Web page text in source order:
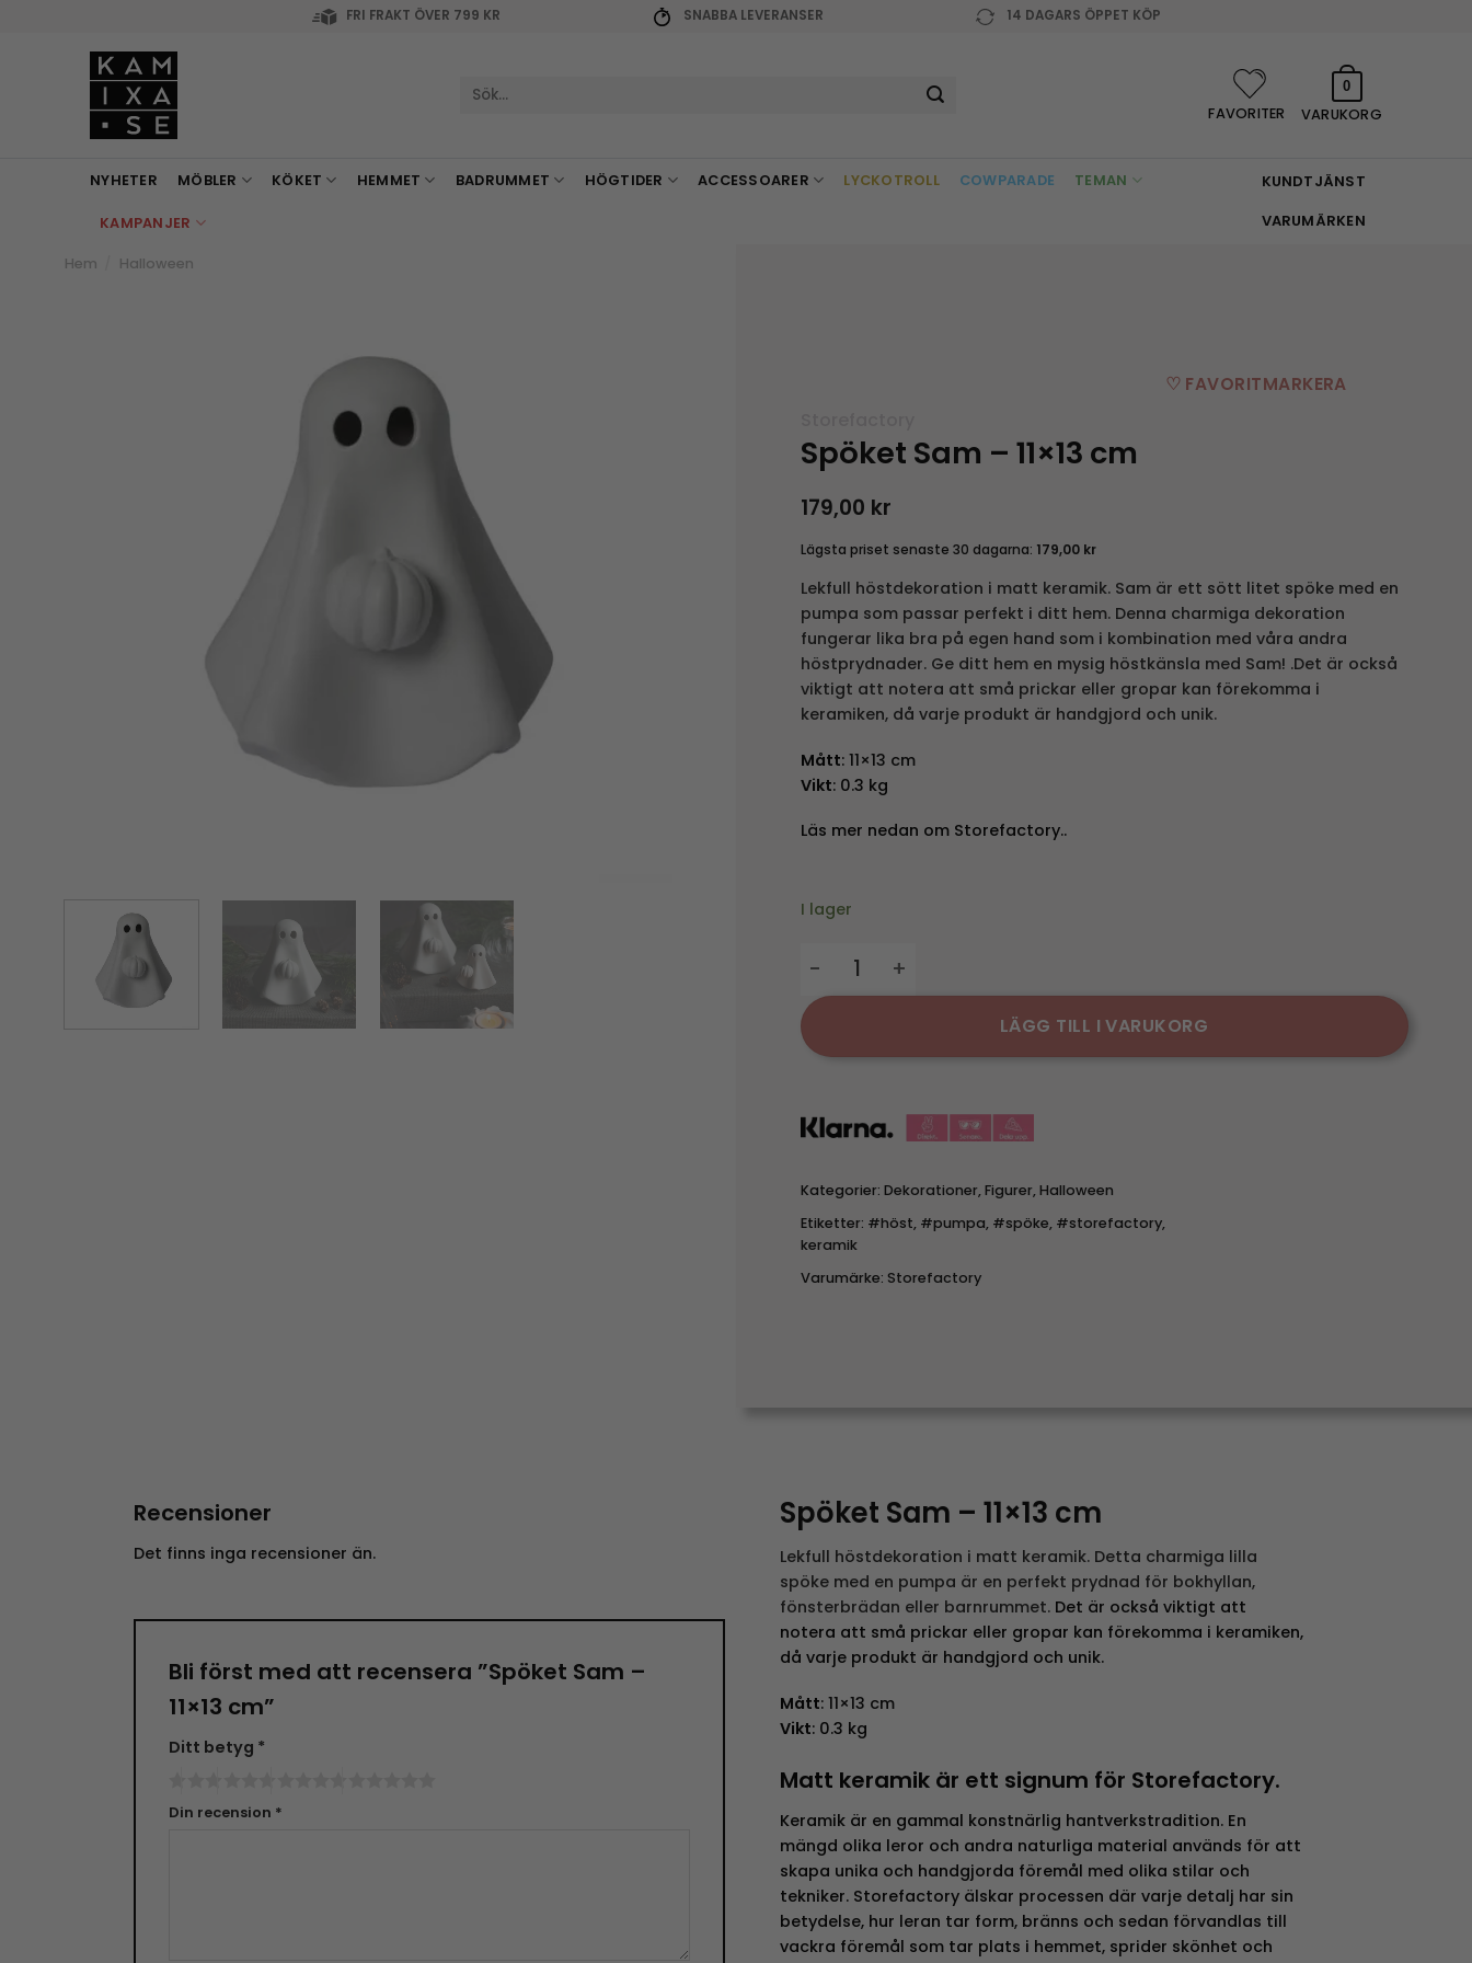
FRI FRAKT ÖVER 799 KR SNABBA LEVERANSER 14 DAGARS ÖPPET KÖP
Sök
FAVORITER VARUKORG
0
NYHETER MÖBLER KÖKET HEMMET BADRUMMET HÖGTIDER ACCESSOARER LYCKOTROLL COWPARADE TEMAN
KAMPANJER
KUNDTJÄNST
VARUMÄRKEN
Hem Halloween
♡ FAVORITMARKERA
Spöket Sam – 11×13 cm
179,00 kr
Lägsta priset senaste 30 dagarna: 179,00 kr
Lekfull höstdekoration i matt keramik. Sam är ett sött litet spöke med en
pumpa som passar perfekt i ditt hem. Denna charmiga dekoration
fungerar lika bra på egen hand som i kombination med våra andra
höstprydnader. Ge ditt hem en mysig höstkänsla med Sam! .Det är också
viktigt att notera att små prickar eller gropar kan förekomma i
keramiken, då varje produkt är handgjord och unik.
Mått: 11×13 cm
Vikt: 0.3 kg
Läs mer nedan om Storefactory..
I lager
LÄGG TILL I VARUKORG
Kategorier: Dekorationer,Figurer,Halloween
Etiketter: #höst, #pumpa, #spöke, #storefactory,
keramik
Varumärke: Storefactory
Recensioner
Det finns inga recensioner än.
Bli först med att recensera ”Spöket Sam –
11×13 cm”
Ditt betyg *
Din recension *
Spöket Sam – 11×13 cm
Lekfull höstdekoration i matt keramik. Detta charmiga lilla
spöke med en pumpa är en perfekt prydnad för bokhyllan,
fönsterbrädan eller barnrummet. Det är också viktigt att
notera att små prickar eller gropar kan förekomma i keramiken,
då varje produkt är handgjord och unik.
Mått: 11×13 cm
Vikt: 0.3 kg
Matt keramik är ett signum för Storefactory.
Keramik är en gammal konstnärlig hantverkstradition. En
mängd olika leror och andra naturliga material används för att
skapa unika och handgjorda föremål med olika stilar och
tekniker. Storefactory älskar processen där varje detalj har sin
betydelse, hur leran tar form, bränns och sedan förvandlas till
vackra föremål som tar plats i hemmet, sprider skönhet och